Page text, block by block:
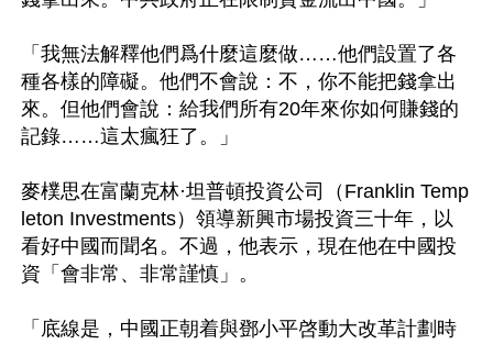
「我無法解釋他們爲什麼這麼做……他們設置了各
種各樣的障礙。他們不會說：不，你不能把錢拿出
來。但他們會說：給我們所有20年來你如何賺錢的
記錄……這太瘋狂了。」
麥樸思在富蘭克林·坦普頓投資公司（Franklin Temp
leton Investments）領導新興市場投資三十年，以
看好中國而聞名。不過，他表示，現在他在中國投
資「會非常、非常謹慎」。
「底線是，中國正朝着與鄧小平啓動大改革計劃時